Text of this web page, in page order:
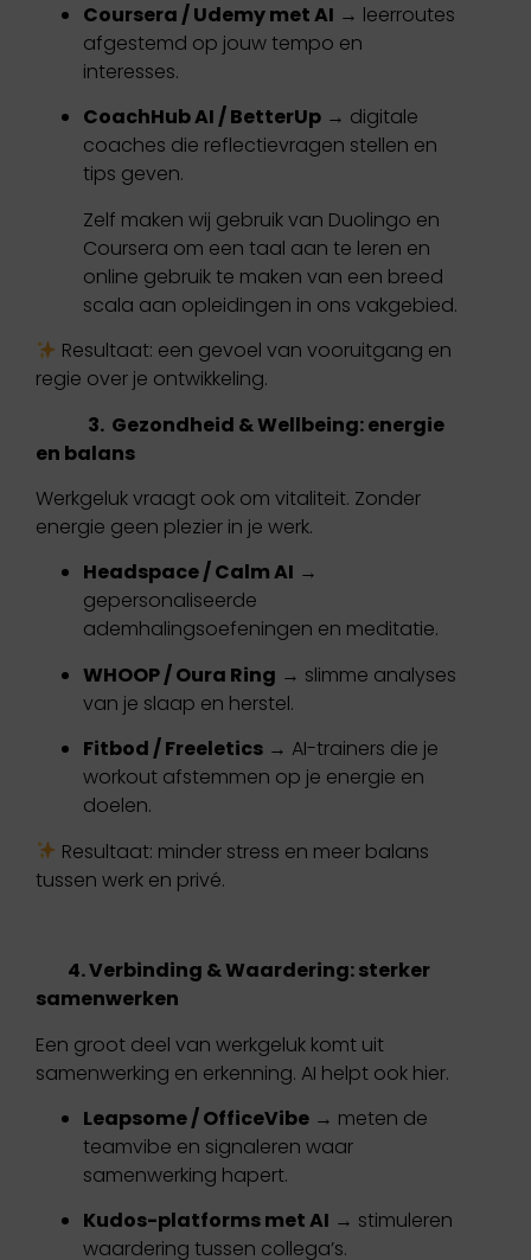
Coursera / Udemy met AI → leerroutes
afgestemd op jouw tempo en
interesses.
CoachHub AI / BetterUp → digitale
coaches die reflectievragen stellen en
tips geven.
Zelf maken wij gebruik van Duolingo en
Coursera om een taal aan te leren en
online gebruik te maken van een breed
scala aan opleidingen in ons vakgebied.
Resultaat: een gevoel van vooruitgang en
regie over je ontwikkeling.
3. Gezondheid & Wellbeing: energie
en balans
Werkgeluk vraagt ook om vitaliteit. Zonder
energie geen plezier in je werk.
Headspace / Calm AI →
gepersonaliseerde
ademhalingsoefeningen en meditatie.
WHOOP / Oura Ring → slimme analyses
van je slaap en herstel.
Fitbod / Freeletics → AI-trainers die je
workout afstemmen op je energie en
doelen.
Resultaat: minder stress en meer balans
tussen werk en privé.
4. Verbinding & Waardering: sterker
samenwerken
Een groot deel van werkgeluk komt uit
samenwerking en erkenning. AI helpt ook hier.
Leapsome / OfficeVibe → meten de
teamvibe en signaleren waar
samenwerking hapert.
Kudos-platforms met AI → stimuleren
waardering tussen collega’s.